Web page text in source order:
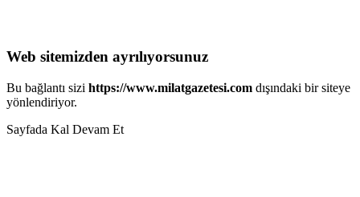
Web sitemizden ayrılıyorsunuz
Bu bağlantı sizi https://www.milatgazetesi.com dışındaki bir siteye
yönlendiriyor.
Sayfada Kal Devam Et